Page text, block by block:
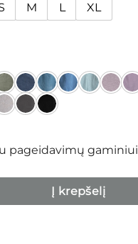
M L XL
pageidavimų gaminiui
Į krepšelį